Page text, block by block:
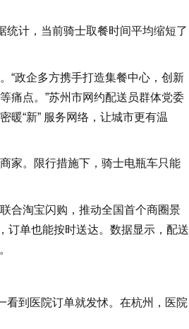
统计，当前骑士取餐时间平均缩短了
“政企多方携手打造集餐中心，创新
痛点。”苏州市网约配送员群体党委
暖“新” 服务网络，让城市更有温
家。限行措施下，骑士电瓶车只能
合淘宝闪购，推动全国首个商圈景
订单也能按时送达。数据显示，配送
看到医院订单就发怵。在杭州，医院